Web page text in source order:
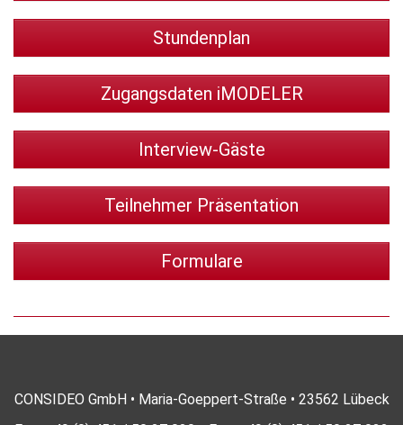
Stundenplan
Zugangsdaten iMODELER
Interview-Gäste
Teilnehmer Präsentation
Formulare
CONSIDEO GmbH • Maria-Goeppert-Straße • 23562 Lübeck